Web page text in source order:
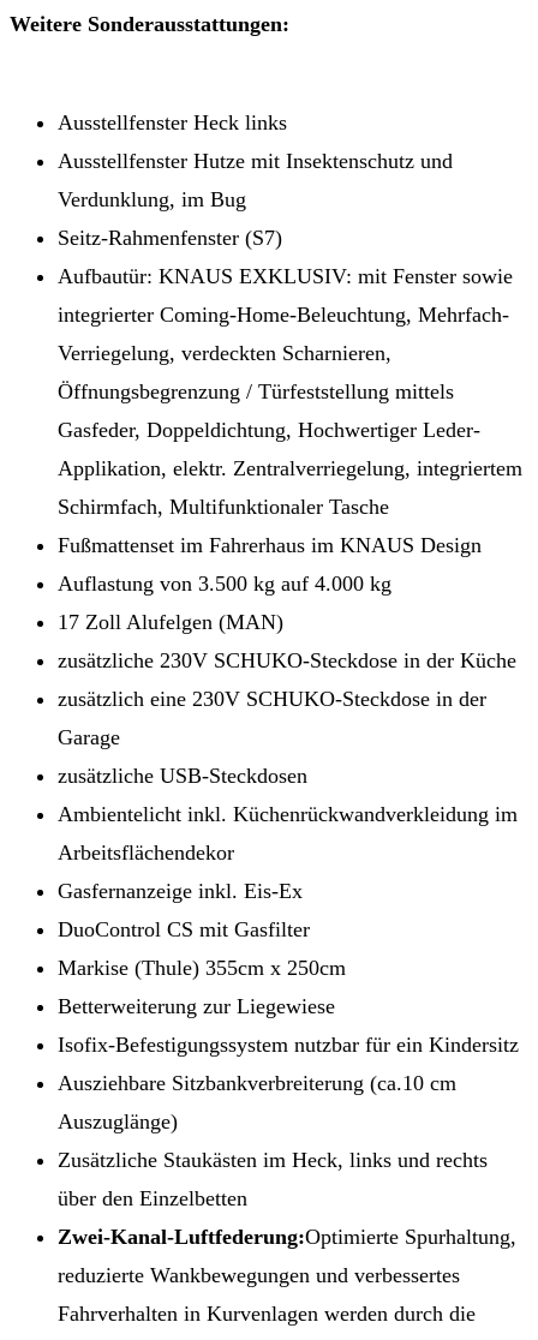
Weitere Sonderausstattungen:
Ausstellfenster Heck links
Ausstellfenster Hutze mit Insektenschutz und
Verdunklung, im Bug
Seitz-Rahmenfenster (S7)
Aufbautür: KNAUS EXKLUSIV: mit Fenster sowie
integrierter Coming-Home-Beleuchtung, Mehrfach-
Verriegelung, verdeckten Scharnieren,
Öffnungsbegrenzung / Türfeststellung mittels
Gasfeder, Doppeldichtung, Hochwertiger Leder-
Applikation, elektr. Zentralverriegelung, integriertem
Schirmfach, Multifunktionaler Tasche
Fußmattenset im Fahrerhaus im KNAUS Design
Auflastung von 3.500 kg auf 4.000 kg
17 Zoll Alufelgen (MAN)
zusätzliche 230V SCHUKO-Steckdose in der Küche
zusätzlich eine 230V SCHUKO-Steckdose in der
Garage
zusätzliche USB-Steckdosen
Ambientelicht inkl. Küchenrückwandverkleidung im
Arbeitsflächendekor
Gasfernanzeige inkl. Eis-Ex
DuoControl CS mit Gasfilter
Markise (Thule) 355cm x 250cm
Betterweiterung zur Liegewiese
Isofix-Befestigungssystem nutzbar für ein Kindersitz
Ausziehbare Sitzbankverbreiterung (ca.10 cm
Auszuglänge)
Zusätzliche Staukästen im Heck, links und rechts
über den Einzelbetten
Zwei-Kanal-Luftfederung:Optimierte Spurhaltung,
reduzierte Wankbewegungen und verbessertes
Fahrverhalten in Kurvenlagen werden durch die